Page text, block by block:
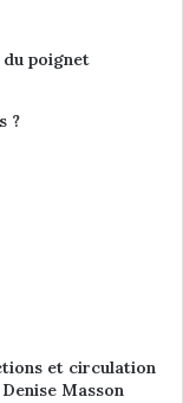
poignet
?
et circulation
Masson